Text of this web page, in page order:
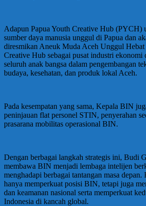
Adapun Papua Youth Creative Hub (PYCH)
sumber daya manusia unggul di Papua dan
diresmikan Aneuk Muda Aceh Unggul
Creative Hub sebagai pusat industri ekonomi
seluruh anak bangsa dalam pengembangan
budaya, kesehatan, dan produk lokal Aceh.
Pada kesempatan yang sama, Kepala BIN
peninjauan flat personel STIN, penyerahan
prasarana mobilitas operasional BIN.
Dengan berbagai langkah strategis ini, Budi
membawa BIN menjadi lembaga intelijen
menghadapi berbagai tantangan masa
hanya memperkuat posisi BIN, tetapi juga
dan keamanan nasional serta memperkuat
Indonesia di kancah global.